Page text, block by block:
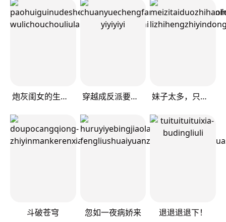
炮灰闺女的生存方式 穿越成反派要如何活命 妹子太多，只好飞升了
斗破苍穹 忽如一夜病娇来 退退退退下！